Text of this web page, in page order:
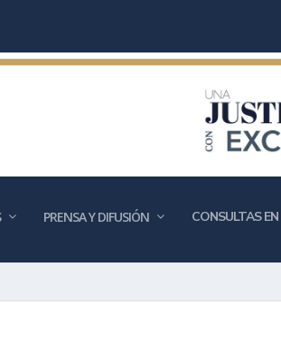
PRENSA Y DIFUSIÓN CONSULTAS